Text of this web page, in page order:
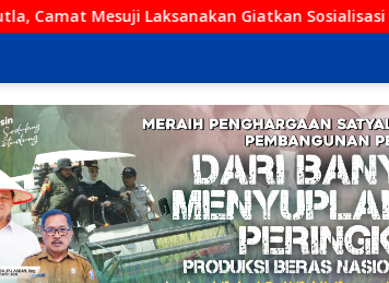
Giatkan Sosialisasi Pada Warganya